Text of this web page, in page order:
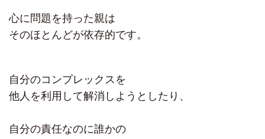
心に問題を持った親は
そのほとんどが依存的です。
自分のコンプレックスを
他人を利用して解消しようとしたり、
自分の責任なのに誰かの